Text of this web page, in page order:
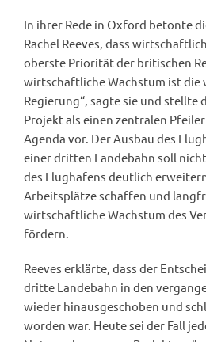
In ihrer Rede in Oxford betonte
Rachel Reeves, dass
oberste Priorität der britischen
wirtschaftliche Wachstum ist die
Regierung“, sagte sie und stellte
Projekt als einen zentralen
Agenda vor. Der Ausbau des
einer dritten Landebahn soll
des Flughafens deutlich
Arbeitsplätze schaffen und
wirtschaftliche Wachstum des
fördern.
Reeves erklärte, dass der
dritte Landebahn in den
wieder hinausgeschoben und
worden war. Heute sei der Fall